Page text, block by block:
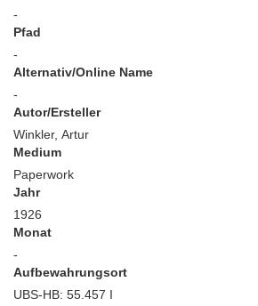
-
Pfad
-
Alternativ/Online Name
-
Autor/Ersteller
Winkler, Artur
Medium
Paperwork
Jahr
1926
Monat
-
Aufbewahrungsort
UBS-HB: 55.457 I